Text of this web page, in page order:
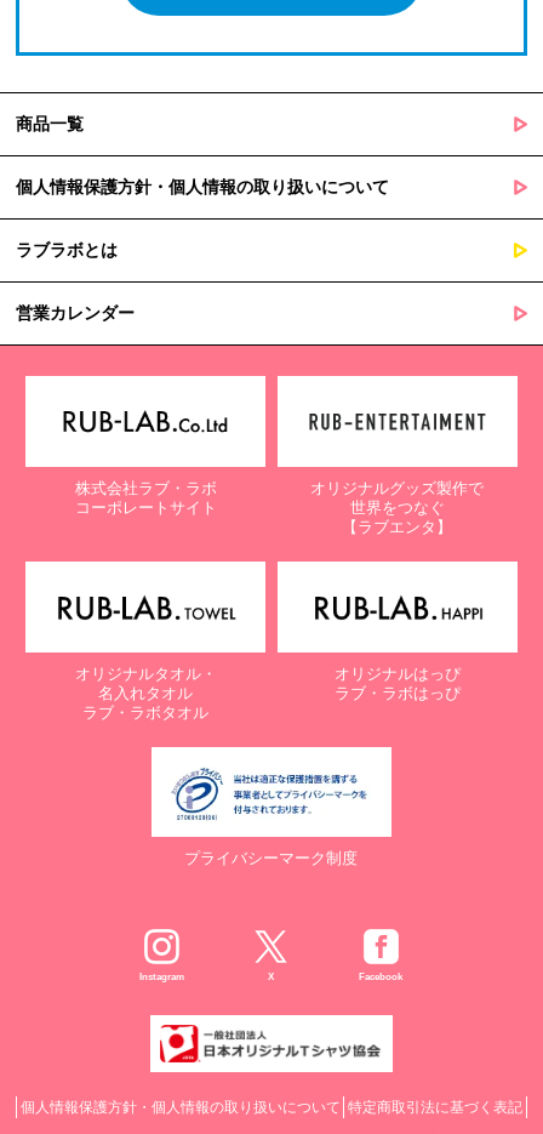
商品一覧
個人情報保護方針・個人情報の取り扱いについて
ラブラボとは
営業カレンダー
株式会社ラブ・ラボ
コーポレートサイト
オリジナルグッズ製作で
世界をつなぐ
【ラブエンタ】
オリジナルタオル・
名入れタオル
ラブ・ラボタオル
オリジナルはっぴ
ラブ・ラボはっぴ
プライバシーマーク制度
Instagram X Facebook
個人情報保護方針・個人情報の取り扱いについて 特定商取引法に基づく表記